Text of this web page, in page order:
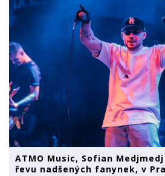
ATMO Music, Sofian
řevu nadšených fanynek, v